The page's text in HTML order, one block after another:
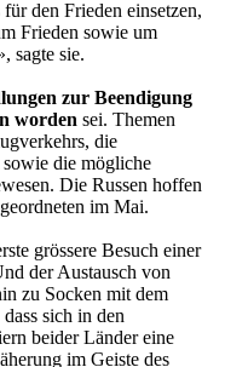
den Frieden einsetzen,
Frieden sowie um
sagte sie.
zur Beendigung
worden sei. Themen
die
die mögliche
Die Russen hoffen
im Mai.
grössere Besuch einer
der Austausch von
zu Socken mit dem
sich in den
beider Länder eine
im Geiste des